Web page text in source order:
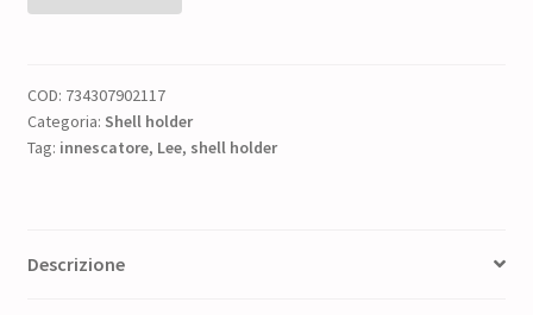
per
COD: 734307902117
Categoria: Shell holder
Tag: innescatore, Lee, shell holder
Descrizione